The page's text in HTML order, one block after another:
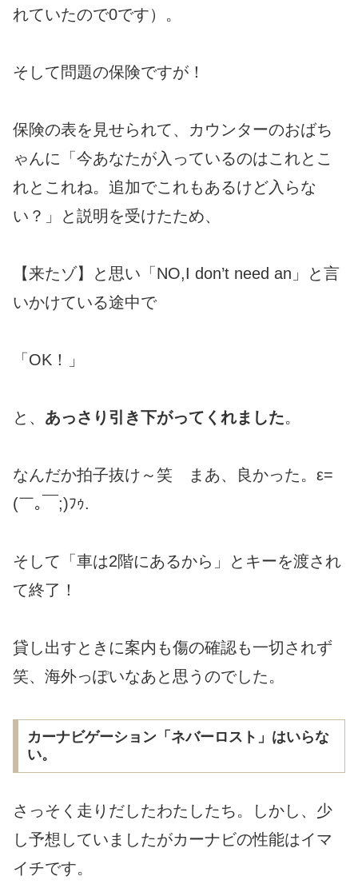
れていたので0です）。
そして問題の保険ですが！
保険の表を見せられて、カウンターのおばち
ゃんに「今あなたが入っているのはこれとこ
れとこれね。追加でこれもあるけど入らな
い？」と説明を受けたため、
【来たゾ】と思い「NO,I don’t need an」と言
いかけている途中で
「OK！」
と、 あっさり引き下がってくれました。
なんだか拍子抜け～笑 まあ、良かった。ε=
(￣｡￣;)ﾌｩ.
そして「車は2階にあるから」とキーを渡され
て終了！
貸し出すときに案内も傷の確認も一切されず
笑、海外っぽいなあと思うのでした。
カーナビゲーション「ネバーロスト」はいらな
い。
さっそく走りだしたわたしたち。しかし、少
し予想していましたがカーナビの性能はイマ
イチです。